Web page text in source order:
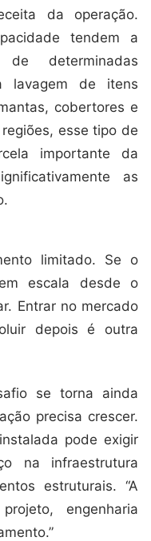
da operação.
tendem a
determinadas
lavagem de itens
cobertores e
esse tipo de
importante da
as
limitado. Se o
escala desde o
Entrar no mercado
depois é outra
se torna ainda
precisa crescer.
pode exigir
na infraestrutura
estruturais. “A
engenharia